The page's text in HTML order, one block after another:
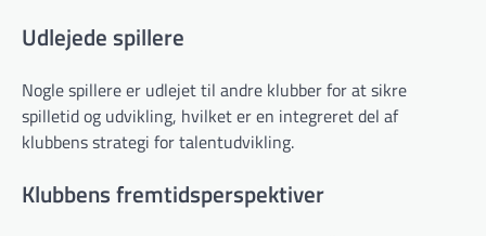
Udlejede spillere
Nogle spillere er udlejet til andre klubber for at sikre
spilletid og udvikling, hvilket er en integreret del af
klubbens strategi for talentudvikling.
Klubbens fremtidsperspektiver